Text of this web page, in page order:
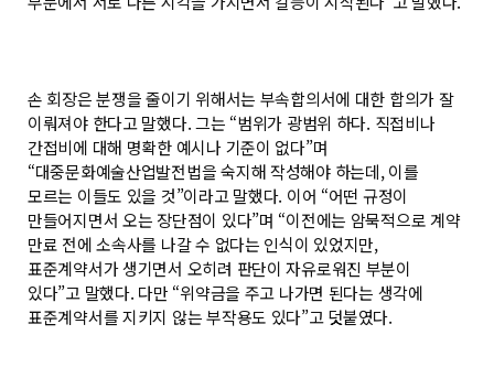
손 회장은 분쟁을 줄이기 위해서는 부속합의서에 대한 합의가 잘
이뤄져야 한다고 말했다. 그는 “범위가 광범위 하다. 직접비나
간접비에 대해 명확한 예시나 기준이 없다”며
“대중문화예술산업발전법을 숙지해 작성해야 하는데, 이를
모르는 이들도 있을 것”이라고 말했다. 이어 “어떤 규정이
만들어지면서 오는 장단점이 있다”며 “이전에는 암묵적으로 계약
만료 전에 소속사를 나갈 수 없다는 인식이 있었지만,
표준계약서가 생기면서 오히려 판단이 자유로워진 부분이
있다”고 말했다. 다만 “위약금을 주고 나가면 된다는 생각에
표준계약서를 지키지 않는 부작용도 있다”고 덧붙였다.